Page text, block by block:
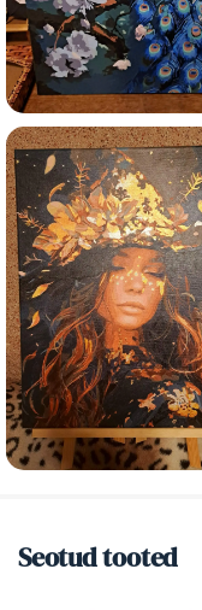
Seotud tooted